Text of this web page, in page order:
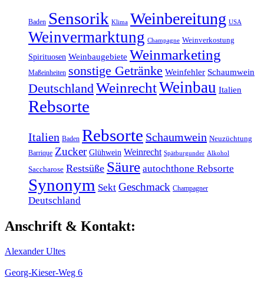
Baden Sensorik Klima Weinbereitung USA
Weinvermarktung Champagne Weinverkostung
Spirituosen Weinbaugebiete Weinmarketing
Maßeinheiten sonstige Getränke Weinfehler Schaumwein
DeutschlandWeinrechtWeinbau Italien
Rebsorte
Italien Baden Rebsorte Schaumwein Neuzüchtung
Barrique Zucker Glühwein Weinrecht Spätburgunder Alkohol
Saccharose Restsüße Säure autochthone Rebsorte
Synonym Sekt Geschmack Champagner
Deutschland
Anschrift & Kontakt:
Alexander Ultes
Georg-Kieser-Weg 6